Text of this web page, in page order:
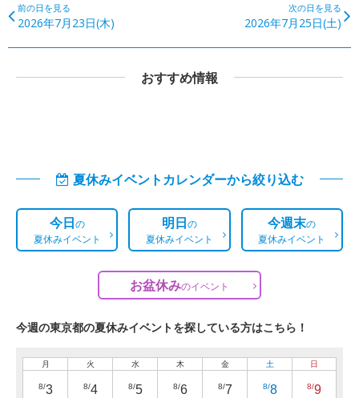
前の日を見る
2026年7月23日(木)
次の日を見る
2026年7月25日(土)
おすすめ情報
夏休みイベントカレンダーから絞り込む
今日の
夏休みイベント
明日の
夏休みイベント
今週末の
夏休みイベント
お盆休みのイベント
今週の東京都の夏休みイベントを探している方はこちら！
月
8/3
火
8/4
水
8/5
木
8/6
金
8/7
土
8/8
日
8/9